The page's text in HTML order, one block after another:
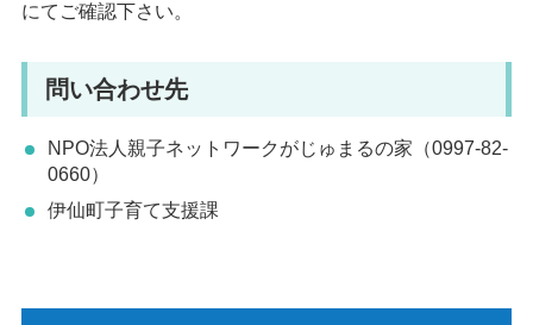
にてご確認下さい。
問い合わせ先
NPO法人親子ネットワークがじゅまるの家（0997-82-
0660）
伊仙町子育て支援課